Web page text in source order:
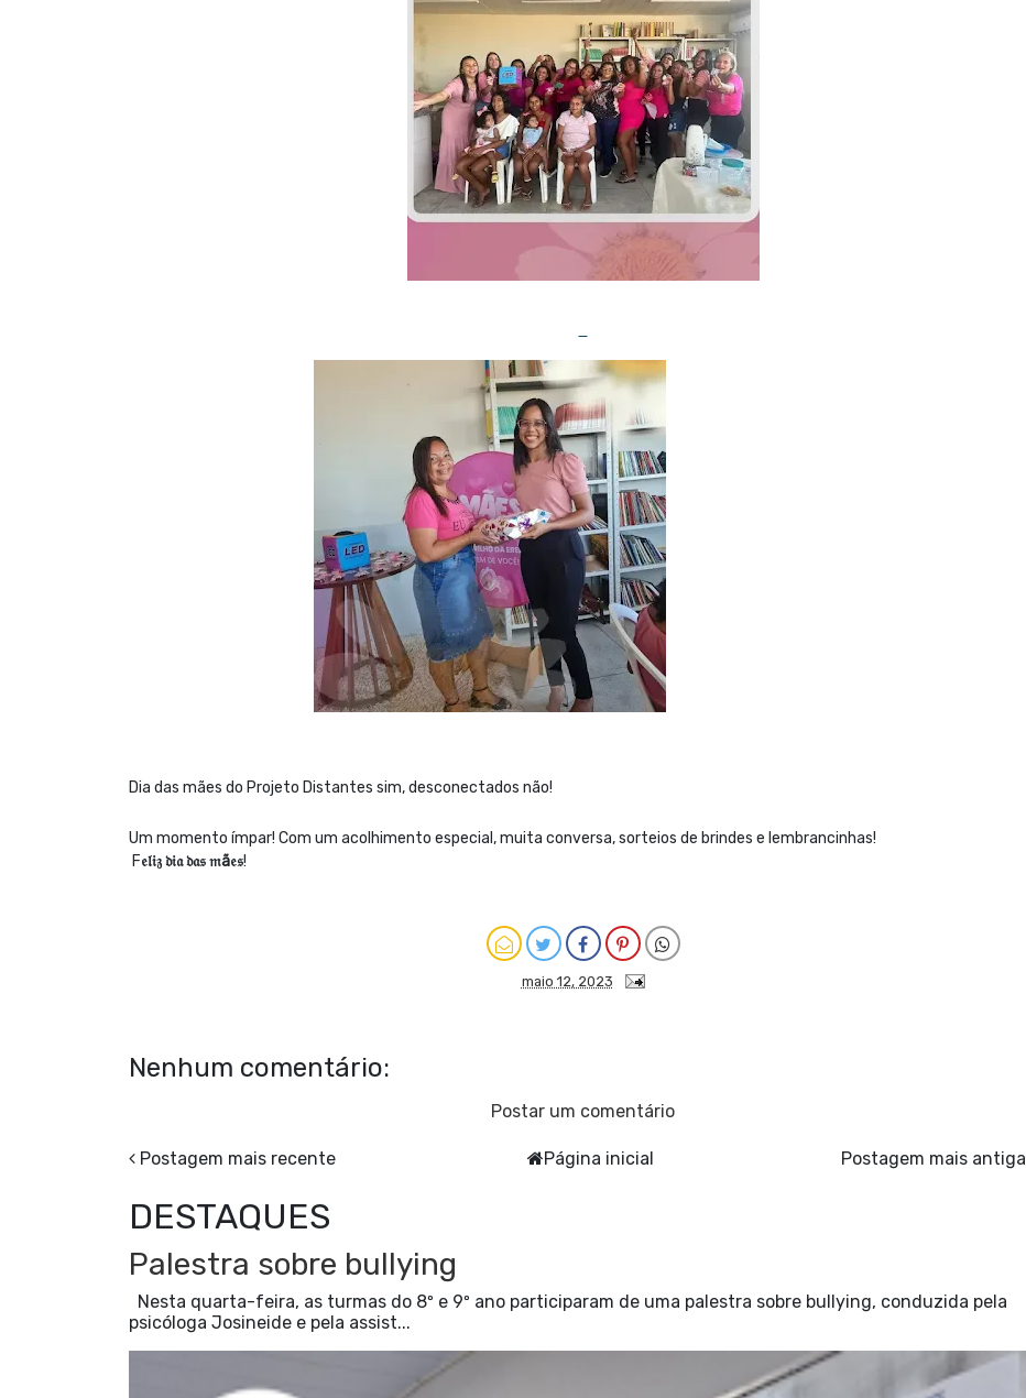
Dia das mães do Projeto Distantes sim, desconectados não!
Um momento ímpar! Com um acolhimento especial, muita conversa, sorteios de brindes e lembrancinhas!
F𝔢𝔩𝔦𝔷 𝔡𝔦𝔞 𝔡𝔞𝔰 𝔪ã𝔢𝔰!
maio 12, 2023
Nenhum comentário:
Postar um comentário
Postagem mais recente Postagem mais antiga
Página inicial
DESTAQUES
Palestra sobre bullying
Nesta quarta-feira, as turmas do 8º e 9º ano participaram de uma palestra sobre bullying, conduzida pela
psicóloga Josineide e pela assist...